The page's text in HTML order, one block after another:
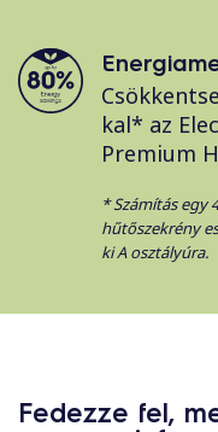
kal* az
Premium
* Számítás egy
hűtőszekrény
ki A osztályúra.
Fedezze fel,